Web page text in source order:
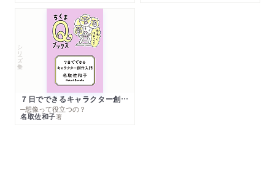
シリーズ・全集
７日でできるキャラクター創作入門
─想像って役立つの？
名取佐和子著